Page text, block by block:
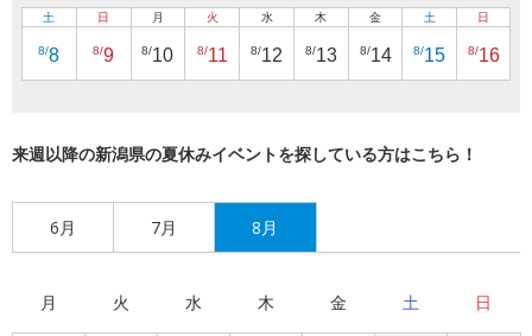
土
8/8
日
8/9
月
8/10
火
8/11
水
8/12
木
8/13
金
8/14
土
8/15
日
8/16
来週以降の新潟県の夏休みイベントを探している方はこちら！
6月 7月 8月
月 火 水 木 金 土 日